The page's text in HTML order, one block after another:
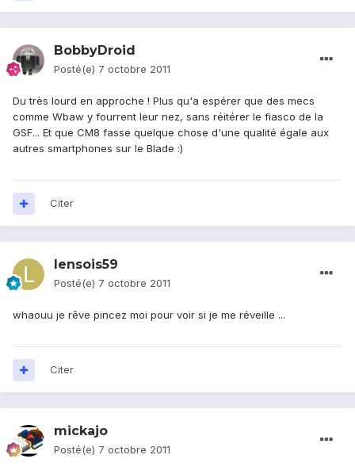
BobbyDroid
Posté(e) 7 octobre 2011
Du très lourd en approche ! Plus qu'a espérer que des mecs
comme Wbaw y fourrent leur nez, sans réitérer le fiasco de la
GSF... Et que CM8 fasse quelque chose d'une qualité égale aux
autres smartphones sur le Blade :)
Citer
lensois59
Posté(e) 7 octobre 2011
whaouu je rêve pincez moi pour voir si je me réveille ...
Citer
mickajo
Posté(e) 7 octobre 2011